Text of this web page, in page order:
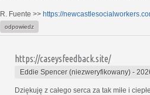
R. Fuente >> https://
odpowiedz
https://caseysfeedback.site/
Eddie Spencer (niezweryfikowany) -
Dziękuję z całego serca za tak miłe i